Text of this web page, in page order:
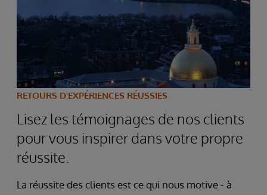
RETOURS D'EXPÉRIENCES RÉUSSIES
Lisez les témoignages de nos clients
pour vous inspirer dans votre propre
réussite.
La réussite des clients est ce qui nous motive - à